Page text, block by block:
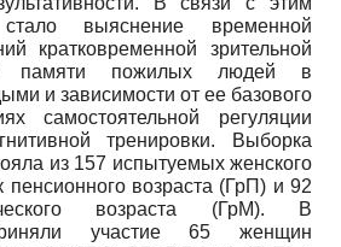
выяснение временной
кратковременной зрительной
памяти пожилых людей в
и зависимости от ее базового
самостоятельной регуляции
тренировки. Выборка
из 157 испытуемых женского
возраста (ГрП) и 92
возраста (ГрМ). В
участие 65 женщин